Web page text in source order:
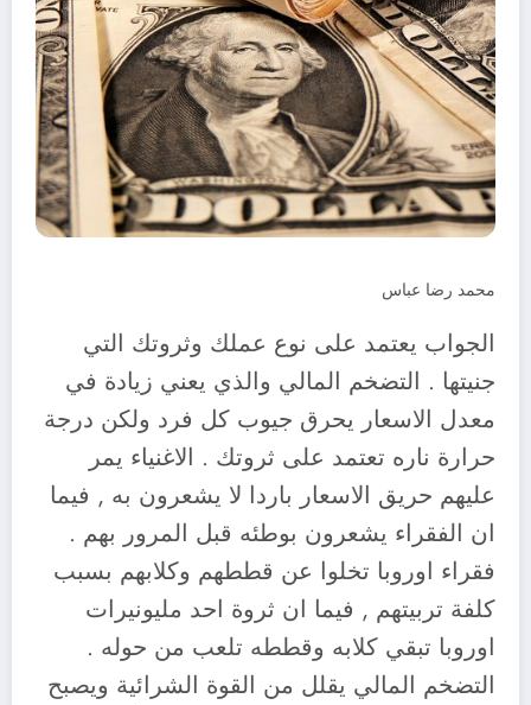
محمد رضا عباس
الجواب يعتمد على نوع عملك وثروتك التي
جنيتها . التضخم المالي والذي يعني زيادة في
معدل الاسعار يحرق جيوب كل فرد ولكن درجة
حرارة ناره تعتمد على ثروتك . الاغنياء يمر
عليهم حريق الاسعار باردا لا يشعرون به , فيما
ان الفقراء يشعرون بوطئه قبل المرور بهم .
فقراء اوروبا تخلوا عن قططهم وكلابهم بسبب
كلفة تربيتهم , فيما ان ثروة احد مليونيرات
اوروبا تبقي كلابه وقططه تلعب من حوله .
التضخم المالي يقلل من القوة الشرائية ويصبح